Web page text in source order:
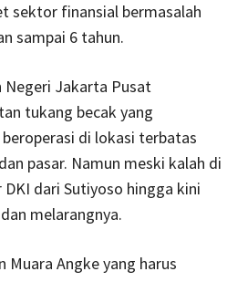
sektor finansial bermasalah
sampai 6 tahun.
Negeri Jakarta Pusat
tukang becak yang
di lokasi terbatas
pasar. Namun meski kalah di
DKI dari Sutiyoso hingga kini
melarangnya.
Muara Angke yang harus